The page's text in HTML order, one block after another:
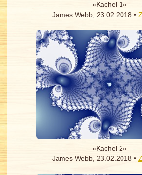
»Kachel 1«
James Webb, 23.02.2018 •
»Kachel 2«
James Webb, 23.02.2018 •